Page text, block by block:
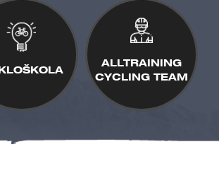
ALLTRAINING
CYCLING TEAM